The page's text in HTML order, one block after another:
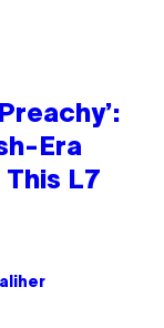
Era
L7